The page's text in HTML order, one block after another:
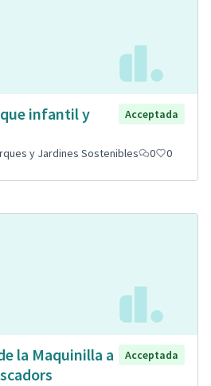
infantil y
Acceptada
y Jardines Sostenibles 0 0
la Maquinilla a
Acceptada